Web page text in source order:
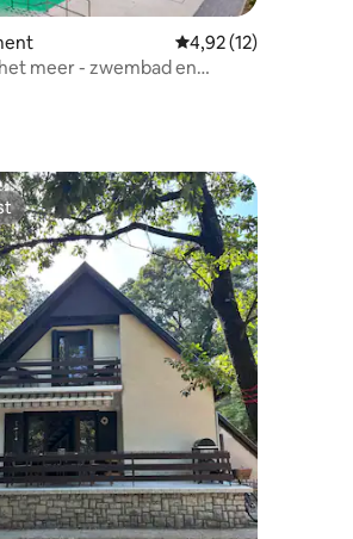
van 4,97 uit 5, 130 recensies
Gemiddelde
4,92 (12)
meer - zwembad en